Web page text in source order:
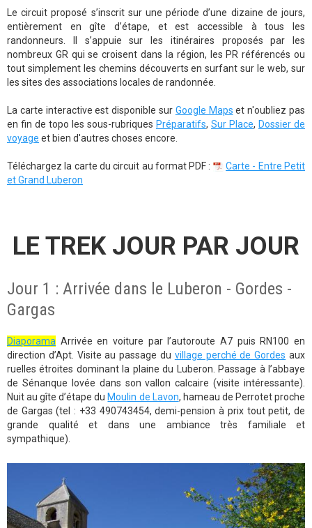
Le circuit proposé s’inscrit sur une période d’une dizaine de jours,
entièrement en gîte d’étape, et est accessible à tous les
randonneurs. Il s’appuie sur les itinéraires proposés par les
nombreux GR qui se croisent dans la région, les PR référencés ou
tout simplement les chemins découverts en surfant sur le web, sur
les sites des associations locales de randonnée.
La carte interactive est disponible sur Google Maps et n'oubliez pas
en fin de topo les sous-rubriques Préparatifs, Sur Place, Dossier de
voyage et bien d'autres choses encore.
Téléchargez la carte du circuit au format PDF :
Carte - Entre Petit
et Grand Luberon
LE TREK JOUR PAR JOUR
Jour 1 : Arrivée dans le Luberon - Gordes -
Gargas
Diaporama Arrivée en voiture par l’autoroute A7 puis RN100 en
direction d’Apt. Visite au passage du village perché de Gordes aux
ruelles étroites dominant la plaine du Luberon. Passage à l’abbaye
de Sénanque lovée dans son vallon calcaire (visite intéressante).
Nuit au gîte d’étape du Moulin de Lavon, hameau de Perrotet proche
de Gargas (tel : +33 490743454, demi-pension à prix tout petit, de
grande qualité et dans une ambiance très familiale et
sympathique).